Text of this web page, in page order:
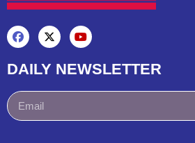
DAILY NEWSLETTER